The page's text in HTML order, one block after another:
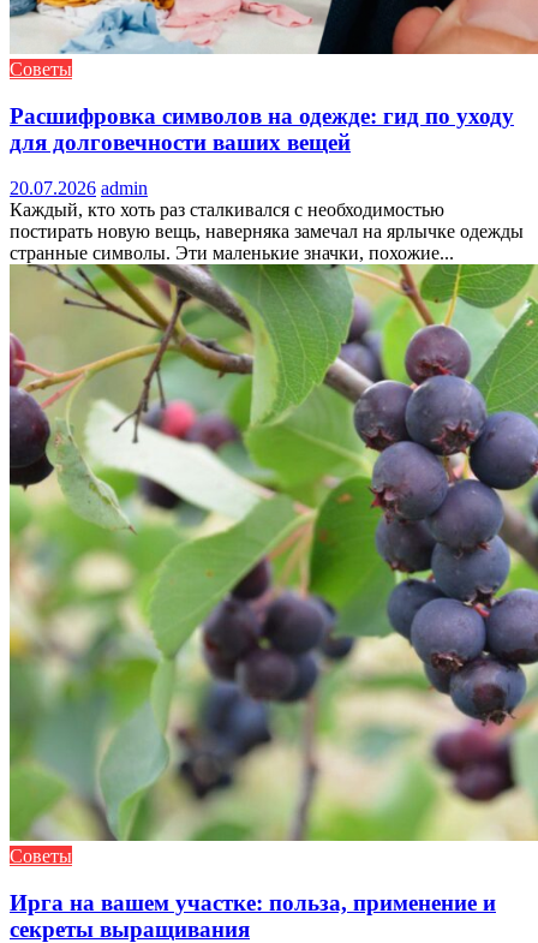
Советы
Расшифровка символов на одежде: гид по уходу
для долговечности ваших вещей
20.07.2026 admin
Каждый, кто хоть раз сталкивался с необходимостью
постирать новую вещь, наверняка замечал на ярлычке одежды
странные символы. Эти маленькие значки, похожие...
Советы
Ирга на вашем участке: польза, применение и
секреты выращивания